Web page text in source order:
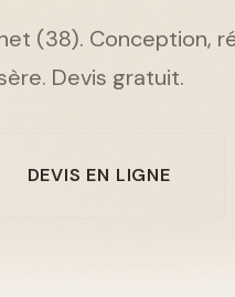
(38). Conception,
Devis gratuit.
DEVIS EN LIGNE